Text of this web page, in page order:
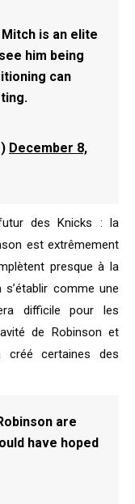
is an elite
him being
can
December 8,
des Knicks : la
est extrêmement
presque à la
comme une
difficile pour les
de Robinson et
créé certaines des
are
have hoped